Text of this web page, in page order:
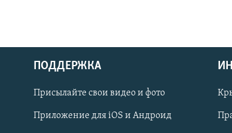
Українською
Qırımtatar
ПОДДЕРЖКА
Присылайте свои видео и фото
Приложение для iOS и Андроид